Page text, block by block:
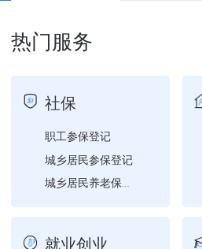
热门服务
社保
职工参保登记
城乡居民参保登记
城乡居民养老保险参保登记
就业创业